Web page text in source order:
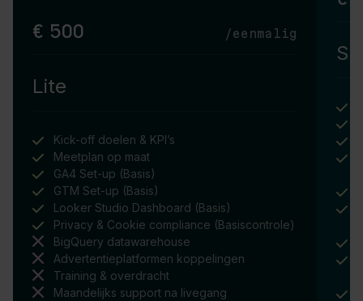
€ 500 /eenmalig
Lite
Kick-off doelen & KPI’s
Meetplan op maat
GA4 Set-up (Basis)
GTM Set-up (Basis)
Looker Studio Dashboard (Basis)
Privacy & Cookie compliance (Basiscontrole)
BigQuery datawarehouse
Advertentieplatformen koppelingen
Training & overdracht
Maandelijks support na livegang